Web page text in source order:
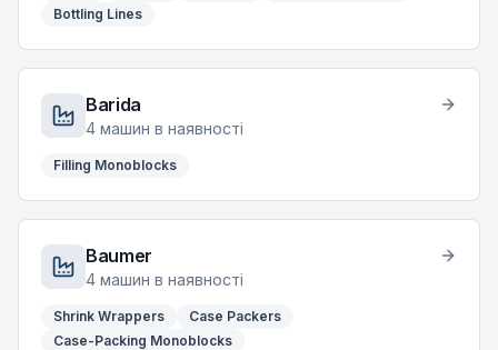
Bottling Lines
Barida
4 машин в наявності
Filling Monoblocks
Baumer
4 машин в наявності
Shrink Wrappers
Case Packers
Case-Packing Monoblocks